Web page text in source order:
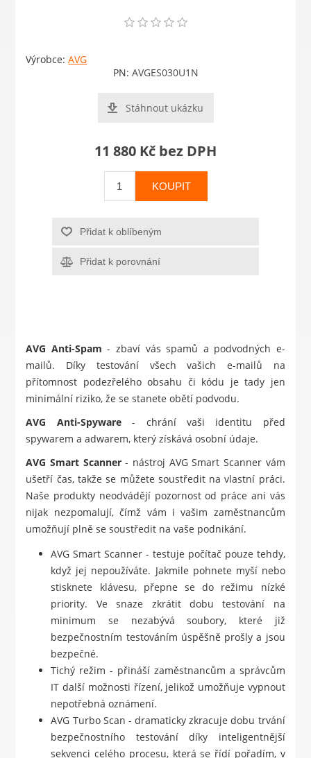
Výrobce: AVG
PN: AVGES030U1N
Stáhnout ukázku
11 880 Kč bez DPH
KOUPIT
Přidat k oblíbeným
Přidat k porovnání
AVG Anti-Spam - zbaví vás spamů a podvodných e-
mailů. Díky testování všech vašich e-mailů na
přítomnost podezřelého obsahu či kódu je tady jen
minimální riziko, že se stanete obětí podvodu.
AVG Anti-Spyware- chrání vaši identitu před
spywarem a adwarem, který získává osobní údaje.
AVG Smart Scanner- nástroj AVG Smart Scanner vám
ušetří čas, takže se můžete soustředit na vlastní práci.
Naše produkty neodvádějí pozornost od práce ani vás
nijak nezpomalují, čímž vám i vašim zaměstnancům
umožňují plně se soustředit na vaše podnikání.
AVG Smart Scanner - testuje počítač pouze tehdy,
když jej nepoužíváte. Jakmile pohnete myší nebo
stisknete klávesu, přepne se do režimu nízké
priority. Ve snaze zkrátit dobu testování na
minimum se nezabývá soubory, které již
bezpečnostním testováním úspěšně prošly a jsou
bezpečné.
Tichý režim - přináší zaměstnancům a správcům
IT další možnosti řízení, jelikož umožňuje vypnout
nepotřebná oznámení.
AVG Turbo Scan - dramaticky zkracuje dobu trvání
bezpečnostního testování díky inteligentnější
sekvenci celého procesu, která se řídí pořadím, v